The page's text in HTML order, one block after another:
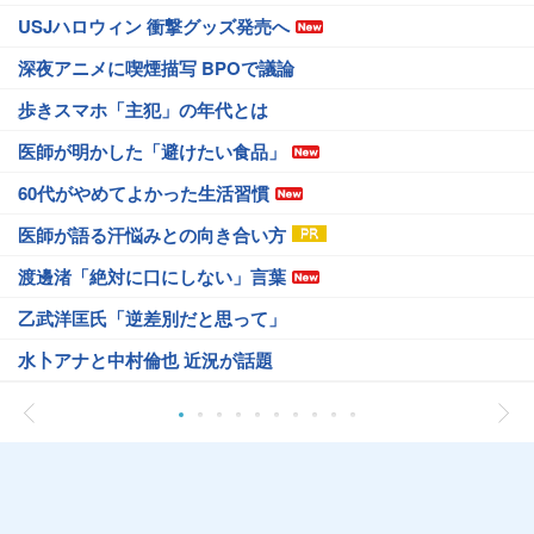
USJハロウィン 衝撃グッズ発売へ
深夜アニメに喫煙描写 BPOで議論
歩きスマホ「主犯」の年代とは
医師が明かした「避けたい食品」
60代がやめてよかった生活習慣
医師が語る汗悩みとの向き合い方
渡邊渚「絶対に口にしない」言葉
乙武洋匡氏「逆差別だと思って」
水卜アナと中村倫也 近況が話題